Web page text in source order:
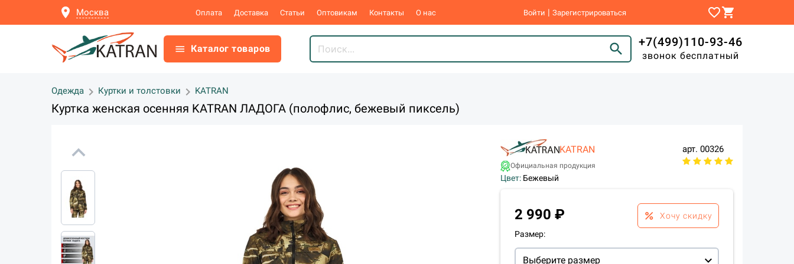
location_on Москва Оплата Доставка Статьи Оптовикам Контакты О нас Войти | Зарегистрироваться favorite_bordershopping_cart
menu Каталог товаров search +7(499)110-93-46
звонок бесплатный
Одежда chevron_right Куртки и толстовки chevron_right KATRAN
Куртка женская осенняя KATRAN ЛАДОГА (полофлис, бежевый пиксель)
expand_less KATRAN
Официальная продукция
арт. 00326
Цвет: Бежевый
2 990 ₽ percent
Хочу скидку
Размер:
Выберите размер expand_more